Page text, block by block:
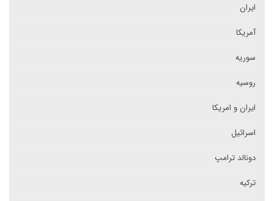
ایران
آمریکا
سوریه
روسیه
ایران و امریکا
اسرائیل
دونالد ترامپ
ترکیه